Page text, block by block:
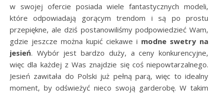
w swojej ofercie posiada wiele fantastycznych modeli,
które odpowiadają gorącym trendom i są po prostu
przepiękne, ale dziś postanowiliśmy podpowiedzieć Wam,
gdzie jeszcze można kupić ciekawe i modne swetry na
jesień. Wybór jest bardzo duży, a ceny konkurencyjne,
więc dla każdej z Was znajdzie się coś niepowtarzalnego.
Jesień zawitała do Polski już pełną parą, więc to idealny
moment, by odświeżyć nieco swoją garderobę. W takim